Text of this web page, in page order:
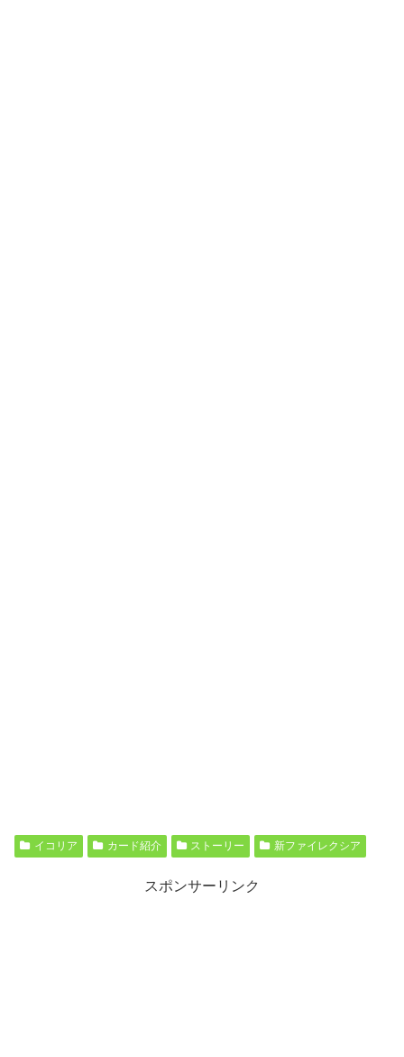
イコリア カード紹介 ストーリー 新ファイレクシア
スポンサーリンク